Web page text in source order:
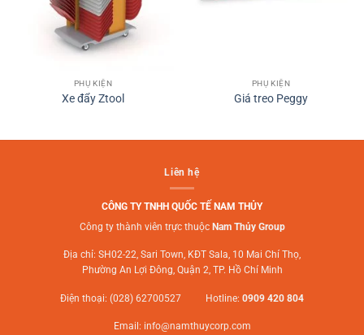
PHỤ KIỆN
Xe đẩy Ztool
PHỤ KIỆN
Giá treo Peggy
Liên hệ
CÔNG TY TNHH QUỐC TẾ NAM THỦY
Công ty thành viên trực thuộc Nam Thủy Group
Địa chỉ: SH02-22, Sari Town, KĐT Sala, 10 Mai Chí Thọ,
Phường An Lợi Đông, Quận 2, TP. Hồ Chí Minh
Điện thoại: (028) 62700527 Hotline: 0909 420 804
Email: info@namthuycorp.com